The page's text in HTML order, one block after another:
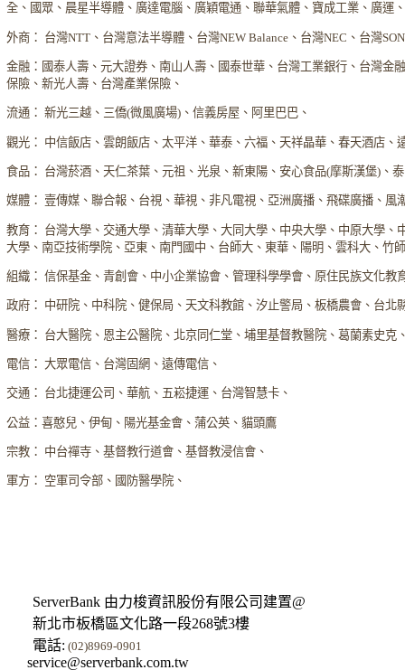
全、國眾、晨星半導體、廣達電腦、廣穎電通、聯華氣體、寶成工業、廣運
外商： 台灣NTT、台灣意法半導體、台灣NEW Balance、台灣NEC、台灣
金融：國泰人壽、元大證券、南山人壽、國泰世華、台灣工業銀行、台灣
保險、新光人壽、台灣產業保險、
流通： 新光三越、三僑(微風廣場)、信義房屋、阿里巴巴、
觀光： 中信飯店、雲朗飯店、太平洋、華泰、六福、天祥晶華、春天酒店、
食品： 台灣菸酒、天仁茶葉、元祖、光泉、新東陽、安心食品(摩斯漢堡)、
媒體： 壹傳媒、聯合報、台視、華視、非凡電視、亞洲廣播、飛碟廣播、風
教育： 台灣大學、交通大學、清華大學、大同大學、中央大學、中原大學
大學、南亞技術學院、亞東、南門國中、台師大、東華、陽明、雲科大、竹
組織： 信保基金、青創會、中小企業協會、管理科學學會、原住民族文化教
政府： 中研院、中科院、健保局、天文科教館、汐止警局、板橋農會、台北
醫療： 台大醫院、恩主公醫院、北京同仁堂、埔里基督教醫院、葛蘭素史克
電信： 大眾電信、台灣固網、遠傳電信、
交通： 台北捷運公司、華航、五崧捷運、台灣智慧卡、
公益：喜憨兒、伊甸、陽光基金會、蒲公英、貓頭鷹
宗教： 中台禪寺、基督教行道會、基督教浸信會、
軍方： 空軍司令部、國防醫學院、
ServerBank 由力梭資訊股份有限公司建置@
新北市板橋區文化路一段268號3樓
電話: (02)8969-0901
service@serverbank.com.tw